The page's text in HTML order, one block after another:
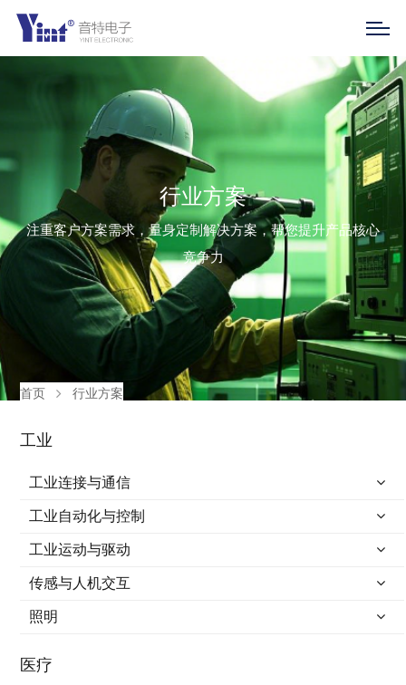
行业方案
注重客户方案需求，量身定制解决方案，帮您提升产品核心
竞争力
首页 行业方案
工业
工业连接与通信
工业自动化与控制
工业运动与驱动
传感与人机交互
照明
医疗